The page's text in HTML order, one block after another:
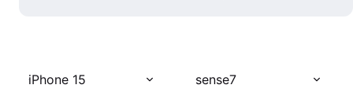
iPhone 15 sense7